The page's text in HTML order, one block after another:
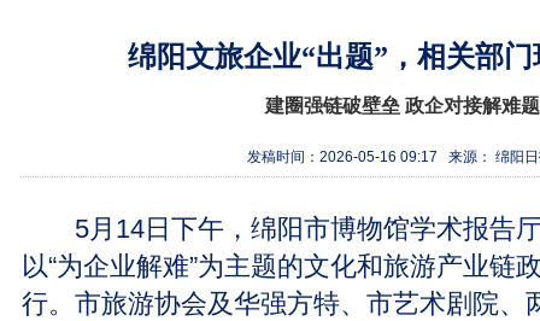
绵阳文旅企业“出题”，相关部门
建圈强链破壁垒 政企对接解难题
发稿时间：2026-05-16 09:17 来源： 绵阳
5月14日下午，绵阳市博物馆学术报告
以“为企业解难”为主题的文化和旅游产业链
行。市旅游协会及华强方特、市艺术剧院、